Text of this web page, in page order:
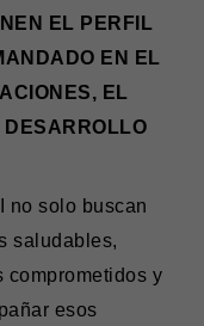
EL PERFIL
EN EL
EL
no solo buscan
saludables,
comprometidos y
esos